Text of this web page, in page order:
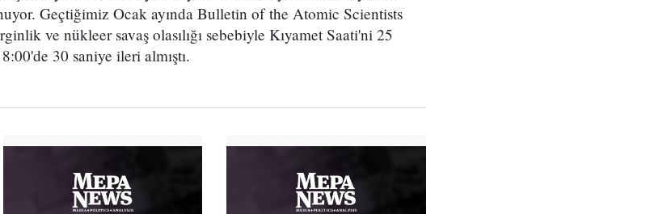
Geçtiğimiz Ocak ayında Bulletin of the Atomic Scientists
ve nükleer savaş olasılığı sebebiyle Kıyamet Saati'ni 25
30 saniye ileri almıştı.